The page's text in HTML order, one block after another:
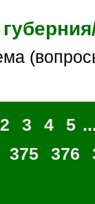
2 3 4 5
375 376